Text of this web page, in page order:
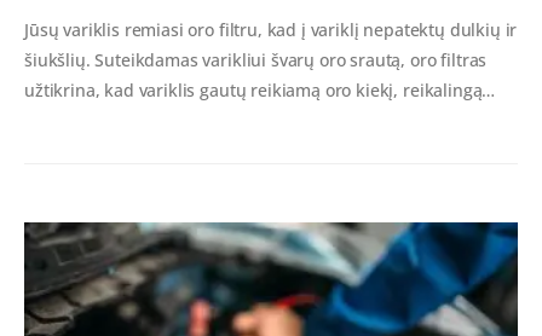
Jūsų variklis remiasi oro filtru, kad į variklį nepatektų dulkių ir
šiukšlių. Suteikdamas varikliui švarų oro srautą, oro filtras
užtikrina, kad variklis gautų reikiamą oro kiekį, reikalingą…